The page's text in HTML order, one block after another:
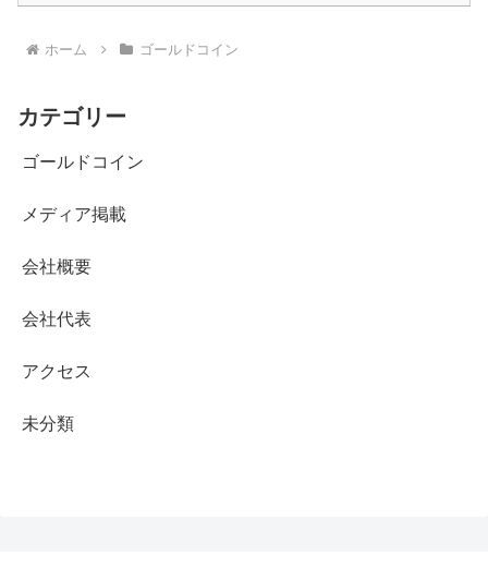
ホーム ゴールドコイン
カテゴリー
ゴールドコイン
メディア掲載
会社概要
会社代表
アクセス
未分類